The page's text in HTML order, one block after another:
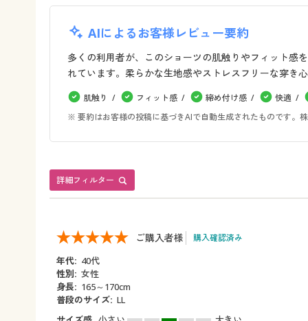
AIによるお客様レビュー要約
多くの利用者が、このショーツの肌触りやフィット感
れています。柔らかな生地感やストレスフリーな穿き
肌触り フィット感 締め付け感 快適
※ 要約はお客様の投稿に基づきAIで自動生成されたものです。
詳細フィルター
ご購入者様 購入確認済み
年代: 40代
性別: 女性
身長: 165～170cm
普段のサイズ: LL